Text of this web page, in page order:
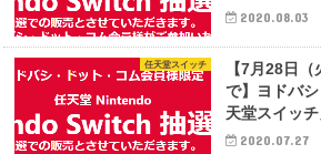
2020.08.03
任天堂スイッチ
【7月28日
で】ヨドバ
天堂スイッ
2020.07.27